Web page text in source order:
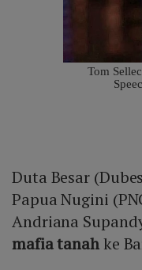
Duta Besar
Papua Nugini
Andriana
mafia tanahke